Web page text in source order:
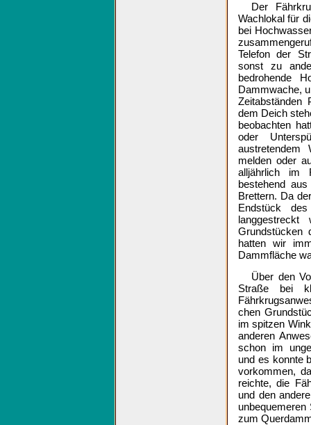
Der
Wachlokal für
bei
Telefon der
sonst zu
bedrohende
Dammwache,
Zeitabständen
dem Deich
beobachten
oder
austretendem
melden oder
alljährlich im
bestehend
Brettern. Da
Endstück
Grundstücken
hatten wir
Dammfläche
Über den
Straße bei
chen
im spitzen
anderen
schon im
und es konnte
vorkommen,
reichte, die
und den
zum